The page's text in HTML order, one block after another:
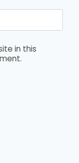
in this